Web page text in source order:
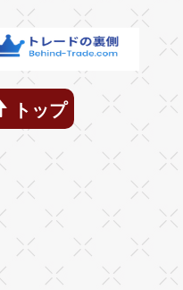
トップ